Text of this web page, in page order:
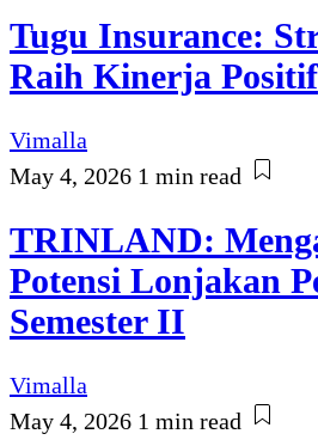
Tugu Insurance:
Raih Kinerja Positif
Vimalla
May 4, 2026 1 min read
TRINLAND:
Potensi Lonjakan
Semester II
Vimalla
May 4, 2026 1 min read